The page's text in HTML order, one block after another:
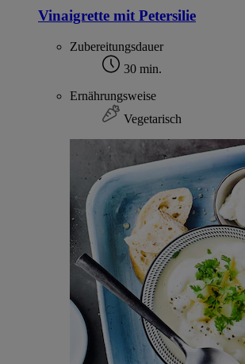
Vinaigrette mit Petersilie
Zubereitungsdauer
30 min.
Ernährungsweise
Vegetarisch